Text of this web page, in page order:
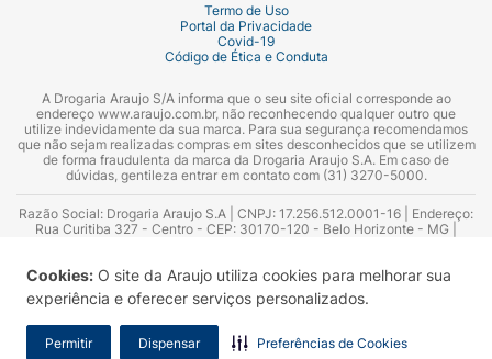
Cookies: O site da Araujo utiliza cookies para melhorar sua
experiência e oferecer serviços personalizados.
Permitir Dispensar Preferências de Cookies
Termo de Uso
Portal da Privacidade
Covid-19
Código de Ética e Conduta
A Drogaria Araujo S/A informa que o seu site oficial corresponde ao
endereço www.araujo.com.br, não reconhecendo qualquer outro que
utilize indevidamente da sua marca. Para sua segurança recomendamos
que não sejam realizadas compras em sites desconhecidos que se utilizem
de forma fraudulenta da marca da Drogaria Araujo S.A. Em caso de
dúvidas, gentileza entrar em contato com (31) 3270-5000.
Razão Social: Drogaria Araujo S.A | CNPJ: 17.256.512.0001-16 | Endereço:
Rua Curitiba 327 - Centro - CEP: 30170-120 - Belo Horizonte - MG |
Azevedo Guimarães – CRF 10.965 | Yasmin Silva Alvarenga – CRF 52.584 -
Consultor substituto: Thiago Aguiar Pinheiro - CRF Nº 13.748. Alvará
Sanitário: 2025020713 | Autorização de Funcionamento da Empresa (AFE):